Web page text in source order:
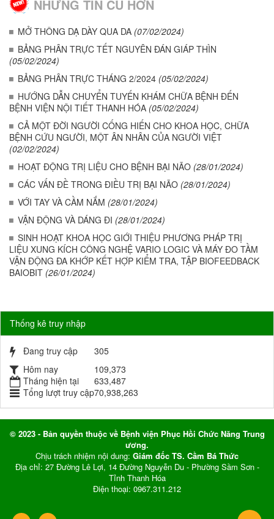
NHỮNG TIN CŨ HƠN
MỞ THÔNG DẠ DÀY QUA DA (07/02/2024)
BẢNG PHÂN TRỰC TẾT NGUYÊN ĐÁN GIÁP THÌN
(05/02/2024)
BẢNG PHÂN TRỰC THÁNG 2/2024 (05/02/2024)
HƯỚNG DẪN CHUYỂN TUYẾN KHÁM CHỮA BỆNH ĐẾN
BỆNH VIỆN NỘI TIẾT THANH HÓA (05/02/2024)
CẢ MỘT ĐỜI NGƯỜI CỐNG HIẾN CHO KHOA HỌC, CHỮA
BỆNH CỨU NGƯỜI, MỘT ÂN NHÂN CỦA NGƯỜI VIỆT
(02/02/2024)
HOẠT ĐỘNG TRỊ LIỆU CHO BỆNH BẠI NÃO (28/01/2024)
CÁC VẤN ĐỀ TRONG ĐIỀU TRỊ BẠI NÃO (28/01/2024)
VỚI TAY VÀ CẦM NẮM (28/01/2024)
VẬN ĐỘNG VÀ DÁNG ĐI (28/01/2024)
SINH HOẠT KHOA HỌC GIỚI THIỆU PHƯƠNG PHÁP TRỊ
LIỆU XUNG KÍCH CÔNG NGHỆ VARIO LOGIC VÀ MÁY ĐO TẦM
VẬN ĐỘNG ĐA KHỚP KẾT HỢP KIỂM TRA, TẬP BIOFEEDBACK
BAIOBIT (26/01/2024)
Thống kê truy nhập
Đang truy cập
305
Hôm nay
109,373
Tháng hiện tại
633,487
Tổng lượt truy cập70,938,263
© 2023 - Bản quyền thuộc về Bệnh viện Phục Hồi Chức Năng Trung
ương.
Chịu trách nhiệm nội dung: Giám đốc TS. Cầm Bá Thức
Địa chỉ: 27 Đường Lê Lợi, 14 Đường Nguyễn Du - Phường Sầm Sơn -
Tỉnh Thanh Hóa
Điện thoại: 0967.311.212